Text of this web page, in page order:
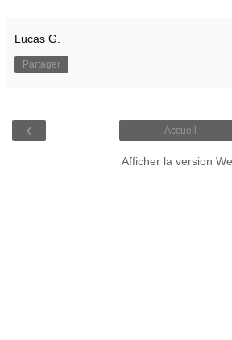
Lucas G.
Partager
‹ Accueil
Afficher la version